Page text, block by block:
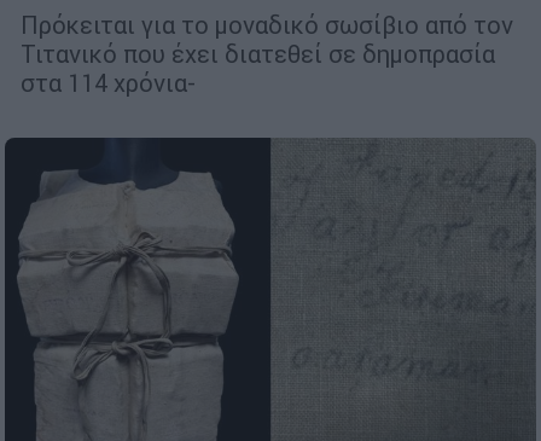
Πρόκειται για το μοναδικό σωσίβιο από τον
Τιτανικό που έχει διατεθεί σε δημοπρασία
στα 114 χρόνια-